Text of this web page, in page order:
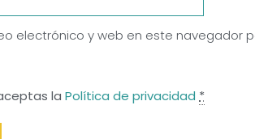
electrónico y web en este navegador
la Política de privacidad *